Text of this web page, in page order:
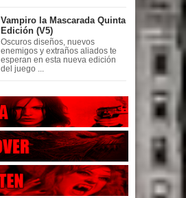
Vampiro la Mascarada Quinta
Edición (V5)
Oscuros diseños, nuevos
enemigos y extraños aliados te
esperan en esta nueva edición
del juego ...